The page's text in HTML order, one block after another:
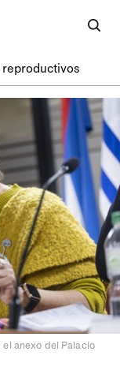
el anexo del Palacio